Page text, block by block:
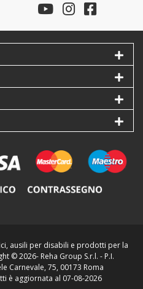
ausili per disabili e prodotti per la
©2026- Reha Group S.r.l. - P.I.
Carnevale, 75, 00173 Roma
è aggiornata al 07-08-2026